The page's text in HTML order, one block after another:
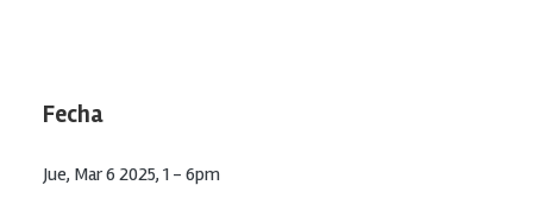
Fecha
Jue, Mar 6 2025, 1 - 6pm